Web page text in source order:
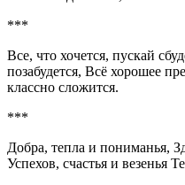
***
Все, что хочется, пускай
позабудется, Всё хорошее
классно сложится.
***
Добра, тепла и пониманья,
Успехов, счастья и везенья